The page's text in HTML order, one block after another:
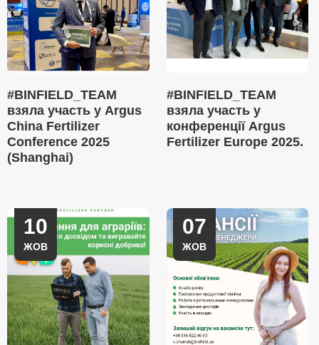
#BINFIELD_TEAM
взяла участь у Argus
China Fertilizer
Conference 2025
(Shanghai)
#BINFIELD_TEAM
взяла участь у
конференції Argus
Fertilizer Europe 2025.
10
ЖОВ
07
ЖОВ